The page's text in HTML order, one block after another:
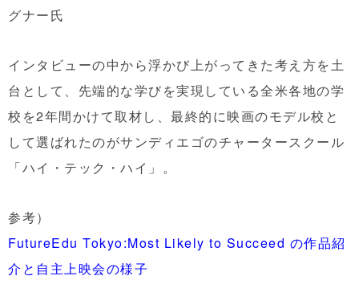
グナー氏
インタビューの中から浮かび上がってきた考え方を土
台として、先端的な学びを実現している全米各地の学
校を2年間かけて取材し、最終的に映画のモデル校と
して選ばれたのがサンディエゴのチャータースクール
「ハイ・テック・ハイ」。
参考）
FutureEdu Tokyo:Most Likely to Succeed の作品紹
介と自主上映会の様子